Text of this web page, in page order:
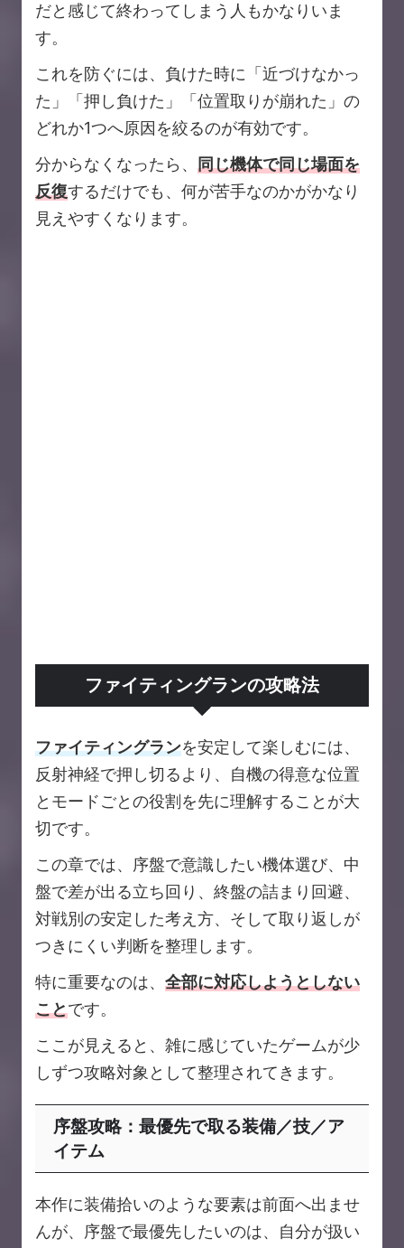
だと感じて終わってしまう人もかなりいま
す。
これを防ぐには、負けた時に「近づけなかっ
た」「押し負けた」「位置取りが崩れた」の
どれか1つへ原因を絞るのが有効です。
分からなくなったら、 同じ機体で同じ場面を
反復するだけでも、何が苦手なのかがかなり
見えやすくなります。
ファイティングランの攻略法
ファイティングランを安定して楽しむには、
反射神経で押し切るより、自機の得意な位置
とモードごとの役割を先に理解することが大
切です。
この章では、序盤で意識したい機体選び、中
盤で差が出る立ち回り、終盤の詰まり回避、
対戦別の安定した考え方、そして取り返しが
つきにくい判断を整理します。
特に重要なのは、 全部に対応しようとしない
ことです。
ここが見えると、雑に感じていたゲームが少
しずつ攻略対象として整理されてきます。
序盤攻略：最優先で取る装備／技／ア
イテム
本作に装備拾いのような要素は前面へ出ませ
んが、序盤で最優先したいのは、自分が扱い